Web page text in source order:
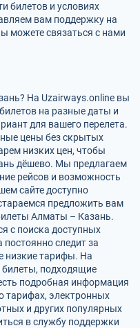
билетов и условиях
вам поддержку на
можете связаться с нами
На Uzairways.online вы
на разные даты и
для вашего перелета.
цены без скрытых
низких цен, чтобы
дёшево. Мы предлагаем
рейсов и возможность
сайте доступно
предложить вам
Алматы – Казань.
с поиска доступных
следит за
низкие тарифы. На
билеты, подходящие
подробная информация
тарифах, электронных
и других популярных
в службу поддержки